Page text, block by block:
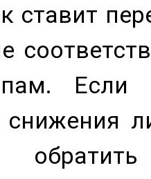
ставит
Если
снижения